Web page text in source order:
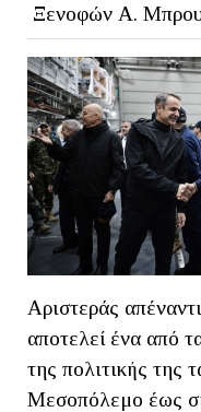
Ξενοφών Α.
Αριστεράς
αποτελεί ένα από
της πολιτικής της
Μεσοπόλεμο έως